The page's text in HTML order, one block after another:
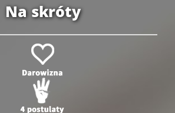
Na skróty